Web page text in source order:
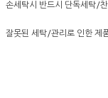
손세탁시 반드시 단독세탁/
잘못된 세탁/관리로 인한 제